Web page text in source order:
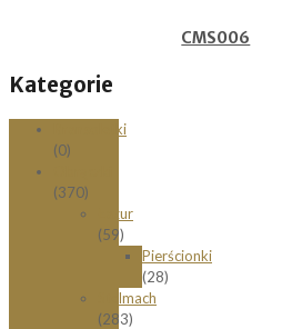
CMS006
Kategorie
Bransoletki
(0)
(370)
Łazur
(59)
Pierścionki
(28)
Stelmach
(283)